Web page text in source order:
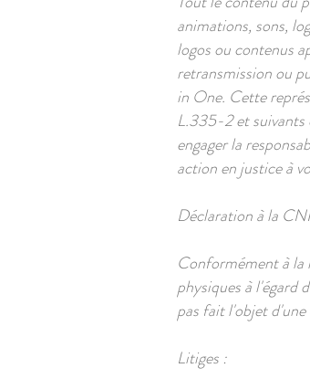
animations, sons,
logos ou contenus
retransmission ou
in One. Cette
L.335-2 et
engager la
action en justice à
Déclaration à la
Conformément à
physiques à l'égard
pas fait l'objet
Litiges :